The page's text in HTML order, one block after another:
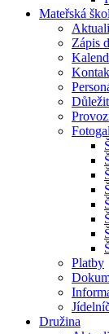
Mateřská
Zápis
Platby
Družina